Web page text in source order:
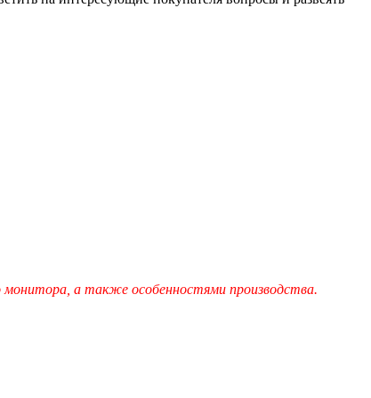
а также особенностями производства.